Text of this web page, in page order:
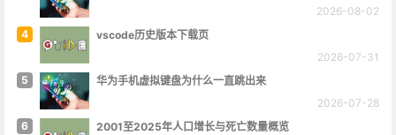
2026-08-02
4
vscode历史版本下载页
2026-07-31
5
华为手机虚拟键盘为什么一直跳出来
2026-07-28
6
2001至2025年人口增长与死亡数量概览